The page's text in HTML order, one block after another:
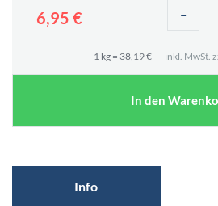
6,95 € -
1 kg = 38,19 € inkl. MwSt.
In den
Info